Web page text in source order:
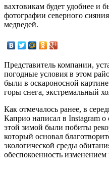
вахтовикам будет удобнее и
фотографии северного
медведей.
Представитель компании,
погодные условия в этом
были в оскароносной
горы снега, экстремальный
Как отмечалось ранее, в
Каприо написал в Instagram
этой зимой были побиты
который основал
экологической среды
обеспокоенность